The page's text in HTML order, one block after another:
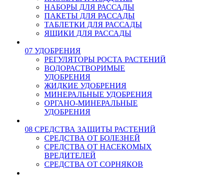
НАБОРЫ ДЛЯ РАССАДЫ
ПАКЕТЫ ДЛЯ РАССАДЫ
ТАБЛЕТКИ ДЛЯ РАССАДЫ
ЯЩИКИ ДЛЯ РАССАДЫ
07 УДОБРЕНИЯ
РЕГУЛЯТОРЫ РОСТА РАСТЕНИЙ
ВОДОРАСТВОРИМЫЕ
УДОБРЕНИЯ
ЖИДКИЕ УДОБРЕНИЯ
МИНЕРАЛЬНЫЕ УДОБРЕНИЯ
ОРГАНО-МИНЕРАЛЬНЫЕ
УДОБРЕНИЯ
08 СРЕДСТВА ЗАЩИТЫ РАСТЕНИЙ
СРЕДСТВА ОТ БОЛЕЗНЕЙ
СРЕДСТВА ОТ НАСЕКОМЫХ
ВРЕДИТЕЛЕЙ
СРЕДСТВА ОТ СОРНЯКОВ